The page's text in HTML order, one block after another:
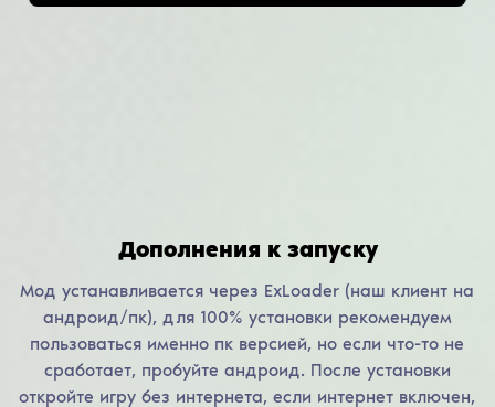
Дополнения к запуску
Мод устанавливается через ExLoader (наш клиент на
андроид/пк), для 100% установки рекомендуем
пользоваться именно пк версией, но если что-то не
сработает, пробуйте андроид. После установки
откройте игру без интернета, если интернет включен,